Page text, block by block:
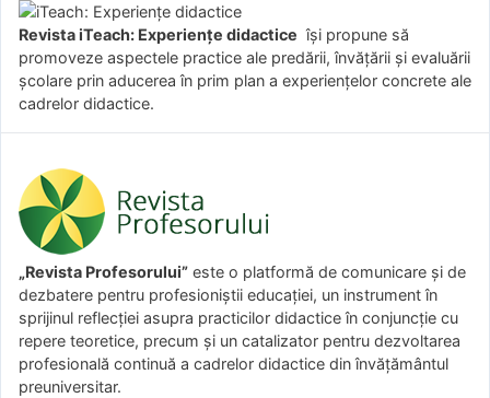
Revista iTeach: Experienţe didactice îşi propune să
promoveze aspectele practice ale predării, învăţării şi evaluării
şcolare prin aducerea în prim plan a experienţelor concrete ale
cadrelor didactice.
„Revista Profesorului” este o platformă de comunicare și de
dezbatere pentru profesioniștii educației, un instrument în
sprijinul reflecției asupra practicilor didactice în conjuncție cu
repere teoretice, precum și un catalizator pentru dezvoltarea
profesională continuă a cadrelor didactice din învățământul
preuniversitar.